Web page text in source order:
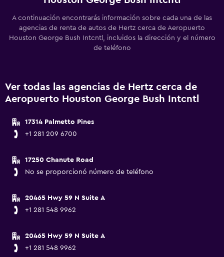
A continuación encontrarás información sobre cada una de las
agencias de renta de autos de Hertz cerca de Aeropuerto
Houston George Bush Intcntl, incluidos la dirección y el número
de teléfono
Ver todas las agencias de Hertz cerca de
Aeropuerto Houston George Bush Intcntl
17314 Palmetto Pines
+1 281 209 6700
17250 Chanute Road
No se proporcionó número de teléfono
20465 Hwy 59 N Suite A
+1 281 548 9962
20465 Hwy 59 N Suite A
+1 281 548 9962